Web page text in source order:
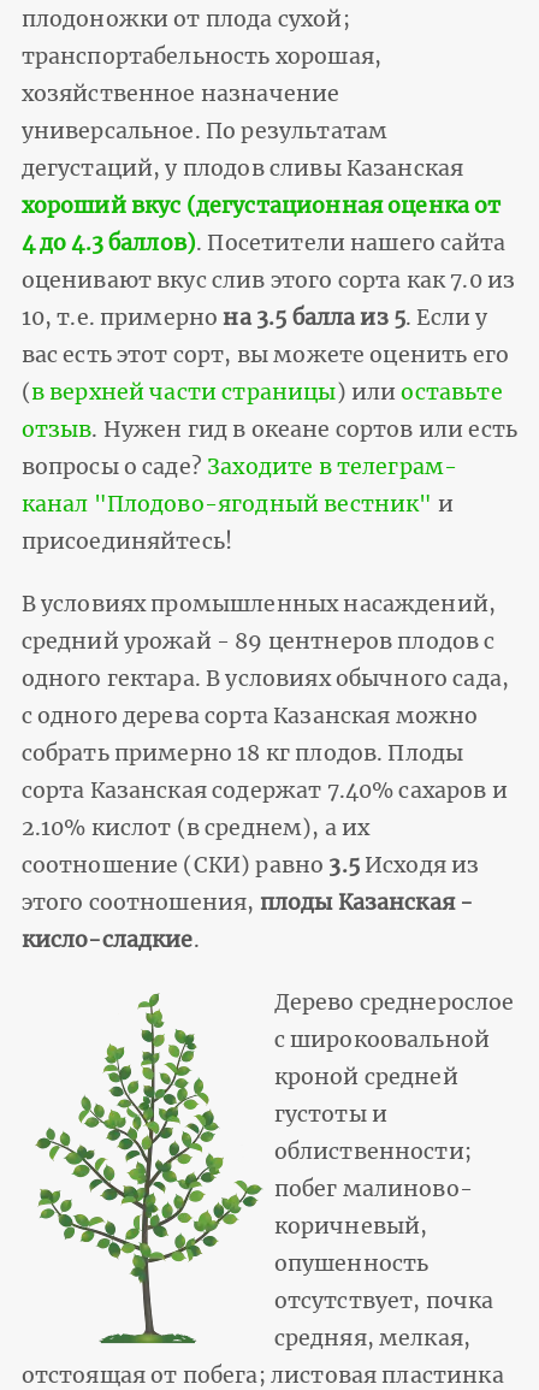
плодоножки от плода сухой;
транспортабельность хорошая,
хозяйственное назначение
универсальное. По результатам
дегустаций, у плодов сливы Казанская
хороший вкус (дегустационная оценка от
4 до 4.3 баллов). Посетители нашего сайта
оценивают вкус слив этого сорта как 7.0 из
10, т.е. примерно на 3.5 балла из 5. Если у
вас есть этот сорт, вы можете оценить его
(в верхней части страницы) илиоставьте
отзыв. Нужен гид в океане сортов или есть
вопросы о саде? Заходите в телеграм-
канал "Плодово-ягодный вестник" и
присоединяйтесь!
В условиях промышленных насаждений,
средний урожай - 89 центнеров плодов с
одного гектара. В условиях обычного сада,
с одного дерева сорта Казанская можно
собрать примерно 18 кг плодов. Плоды
сорта Казанская содержат 7.40% сахаров и
2.10% кислот (в среднем), а их
соотношение (СКИ) равно 3.5Исходя из
этого соотношения, плоды Казанская -
кисло-сладкие.
Дерево среднерослое
с широкоовальной
кроной средней
густоты и
облиственности;
побег малиново-
коричневый,
опушенность
отсутствует, почка
средняя, мелкая,
отстоящая от побега; листовая пластинка